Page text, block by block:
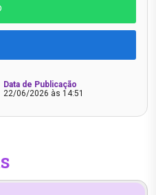
Data de Publicação
22/06/2026 às 14:51